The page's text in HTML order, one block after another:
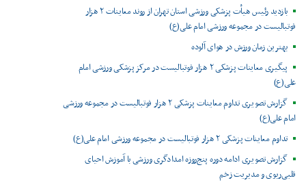
بازدید رئیس هیأت پزشکی ورزشی استان تهران از روند معاینات ۲ هزار
فوتبالیست در مجموعه ورزشی امام علی(ع)
بهترین زمان ورزش در هوای آلوده
پیگیری معاینات پزشکی ۲ هزار فوتبالیست در مرکز پزشکی ورزشی امام
علی(ع)
گزارش تصویری تداوم معاینات پزشکی ۲ هزار فوتبالیست در مجموعه ورزشی
امام علی(ع)
تداوم معاینات پزشکی ۲ هزار فوتبالیست در مجموعه ورزشی امام علی(ع)
گزارش تصویری ادامه دوره پنج‌روزه امدادگری ورزشی با آموزش احیای
قلبی‌ریوی و مدیریت زخم